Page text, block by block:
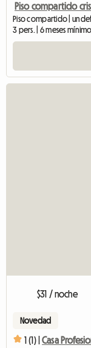
Piso compartido
Piso compartido |
3 pers. | 6 meses mínimo
$31 / noche
Novedad
1 (1) | Casa